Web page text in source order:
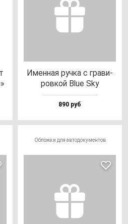
Имен­ная руч­ка с гра­ви­
ров­кой Blue Sky
890 руб
Обложки для автодокументов